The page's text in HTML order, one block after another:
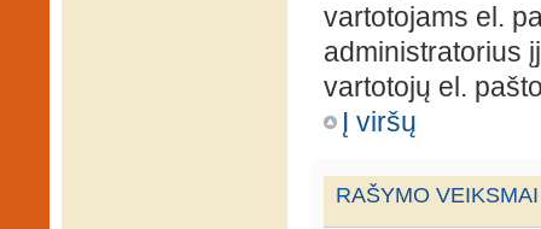
vartotojams el.
administratorius
vartotojų el.
Į viršų
RAŠYMO VEIKSMAI